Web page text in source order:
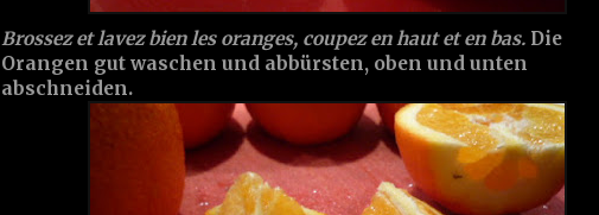
Brossez et lavez bien les oranges, coupez en haut et en bas. Die
Orangen gut waschen und abbürsten, oben und unten
abschneiden.